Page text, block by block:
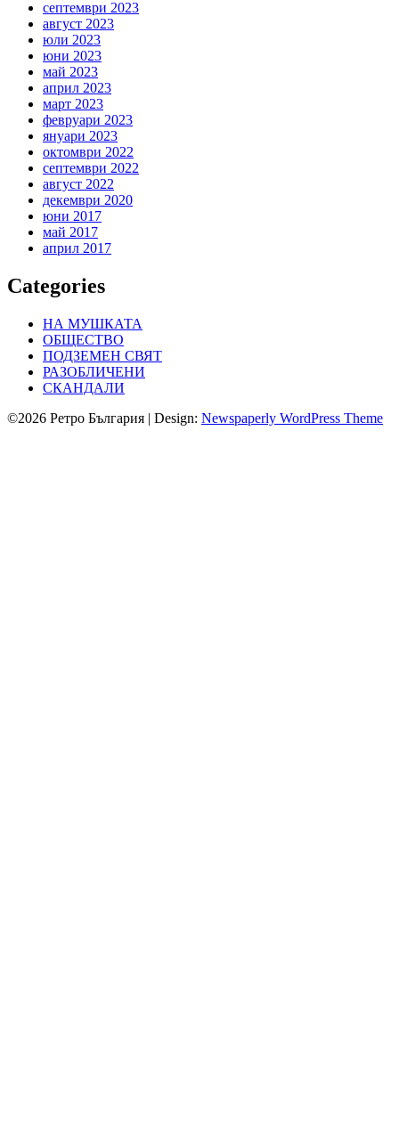
септември 2023
август 2023
юли 2023
юни 2023
май 2023
април 2023
март 2023
февруари 2023
януари 2023
октомври 2022
септември 2022
август 2022
декември 2020
юни 2017
май 2017
април 2017
Categories
НА МУШКАТА
ОБЩЕСТВО
ПОДЗЕМЕН СВЯТ
РАЗОБЛИЧЕНИ
СКАНДАЛИ
©2026 Ретро България | Design: Newspaperly WordPress Theme